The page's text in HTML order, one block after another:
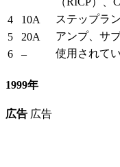
4
10A
ステップラ
5
20A
アンプ、サ
6
– 使用されて
1999年
広告 広告